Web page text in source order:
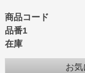
商品コード
品番1
在庫
お